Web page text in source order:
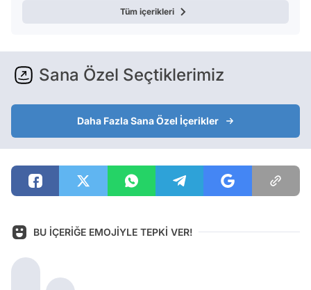
Tüm içerikleri
Sana Özel Seçtiklerimiz
Daha Fazla Sana Özel İçerikler
BU İÇERİĞE EMOJİYLE TEPKİ VER!